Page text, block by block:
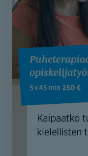
4 kerran
alennusta kassalla.